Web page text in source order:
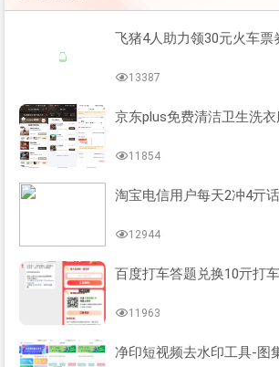
飞猪4人助力领30元火车票
13387
京东plus免费清洁卫生洗
11854
淘宝电信用户每天2冲4亓
12944
百度打车答题兑换10亓打
11963
净印短视频去水印工具-图